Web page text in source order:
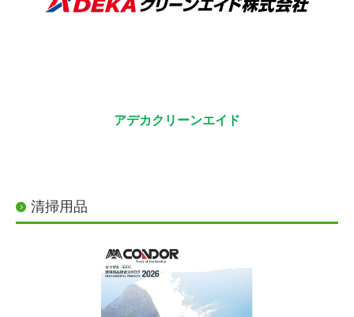
アデカクリーンエイド
清掃用品